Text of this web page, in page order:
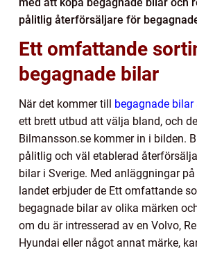
pålitlig återförsäljare för
Ett omfattande
begagnade bilar
När det kommer till begagnade bilar
ett brett utbud att välja bland, och
Bilmansson.se kommer in i bilden.
pålitlig och väl etablerad
bilar i Sverige. Med anläggningar
landet erbjuder de Ett omfattande
begagnade bilar av olika märken
om du är intresserad av en Volvo,
Hyundai eller något annat märke,